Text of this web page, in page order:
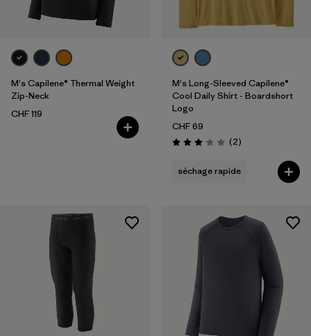
M's Capilene® Thermal Weight
Zip-Neck
CHF 119
M's Long-Sleeved Capilene®
Cool Daily Shirt - Boardshort
Logo
CHF 69
Évaluation: 3.0 / 5
(2Avis
)
séchage rapide